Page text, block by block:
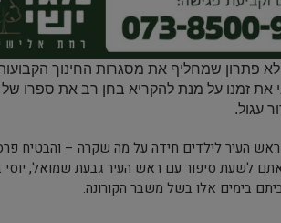
פתרון שמחליף את מסגרות החינוך
את זמנו על מנת להקריא בחן רב את ספרו של
עגול.
העיר לילדים חידה על מה שקרה – והבטיח פרס
לשעת סיפור עם ראש העיר גבעת שמואל, יוסי
בימים אלו בשל משבר הקורונה: